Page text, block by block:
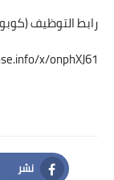
رابط التوظيف
x/onphXJ61
نشر